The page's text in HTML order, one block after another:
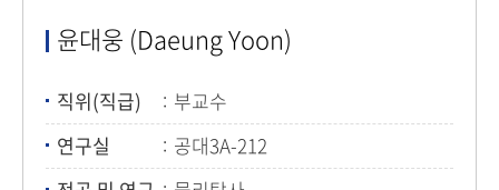
윤대웅 (Daeung Yoon)
직위(직급)
부교수
연구실
공대3A-212